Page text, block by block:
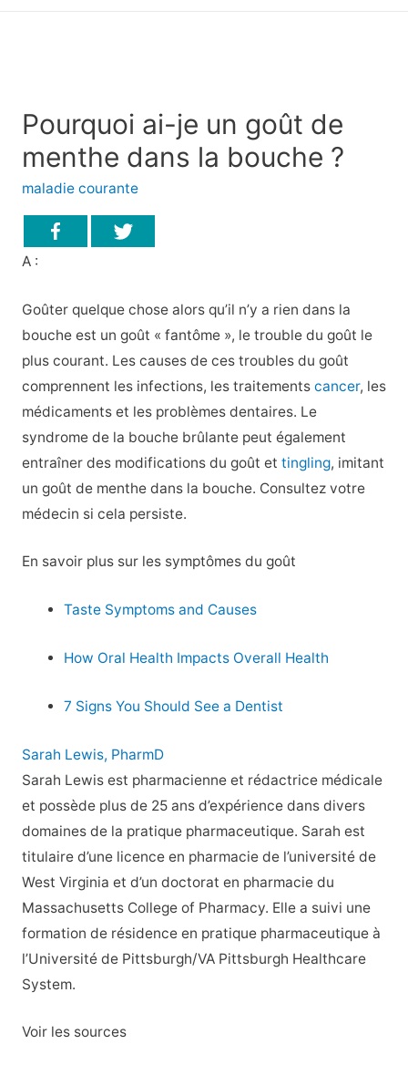
Pourquoi ai-je un goût de
menthe dans la bouche ?
maladie courante
A :
Goûter quelque chose alors qu’il n’y a rien dans la
bouche est un goût « fantôme », le trouble du goût le
plus courant. Les causes de ces troubles du goût
comprennent les infections, les traitements cancer, les
médicaments et les problèmes dentaires. Le
syndrome de la bouche brûlante peut également
entraîner des modifications du goût et tingling, imitant
un goût de menthe dans la bouche. Consultez votre
médecin si cela persiste.
En savoir plus sur les symptômes du goût
Taste Symptoms and Causes
How Oral Health Impacts Overall Health
7 Signs You Should See a Dentist
Sarah Lewis, PharmD
Sarah Lewis est pharmacienne et rédactrice médicale
et possède plus de 25 ans d’expérience dans divers
domaines de la pratique pharmaceutique. Sarah est
titulaire d’une licence en pharmacie de l’université de
West Virginia et d’un doctorat en pharmacie du
Massachusetts College of Pharmacy. Elle a suivi une
formation de résidence en pratique pharmaceutique à
l’Université de Pittsburgh/VA Pittsburgh Healthcare
System.
Voir les sources